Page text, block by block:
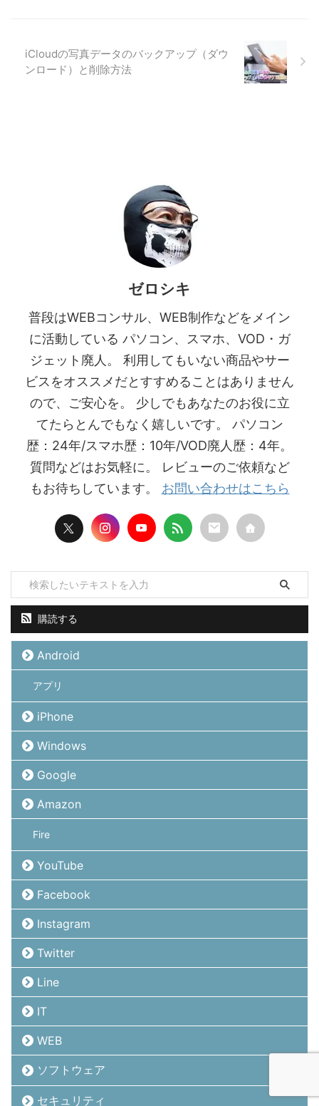
iCloudの写真データのバックアップ（ダウ
ンロード）と削除方法
ゼロシキ
普段はWEBコンサル、WEB制作などをメイン
に活動している パソコン、スマホ、VOD・ガ
ジェット廃人。 利用してもいない商品やサー
ビスをオススメだとすすめることはありません
ので、ご安心を。 少しでもあなたのお役に立
てたらとんでもなく嬉しいです。 パソコン
歴：24年/スマホ歴：10年/VOD廃人歴：4年。
質問などはお気軽に。 レビューのご依頼など
もお待ちしています。 お問い合わせはこちら
購読する
Android
アプリ
iPhone
Windows
Google
Amazon
Fire
YouTube
Facebook
Instagram
Twitter
Line
IT
WEB
ソフトウェア
セキュリティ